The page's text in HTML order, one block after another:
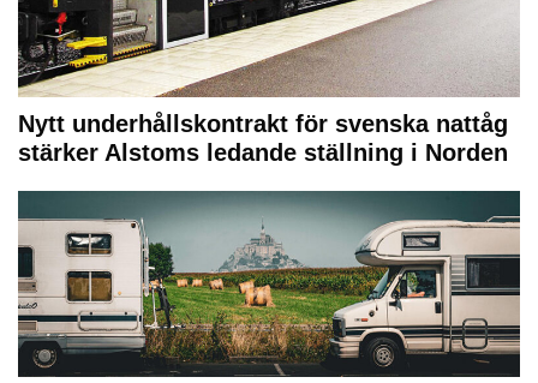
Nytt underhållskontrakt för svenska nattåg
stärker Alstoms ledande ställning i Norden